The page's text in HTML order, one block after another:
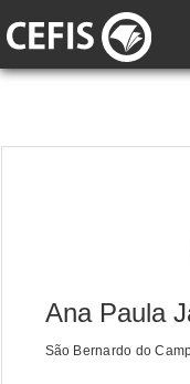
Ana Paula
São Bernardo do